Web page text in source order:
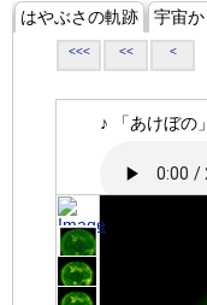
はやぶさの軌跡 宇宙
<<< << <
♪ 「あけぼの」